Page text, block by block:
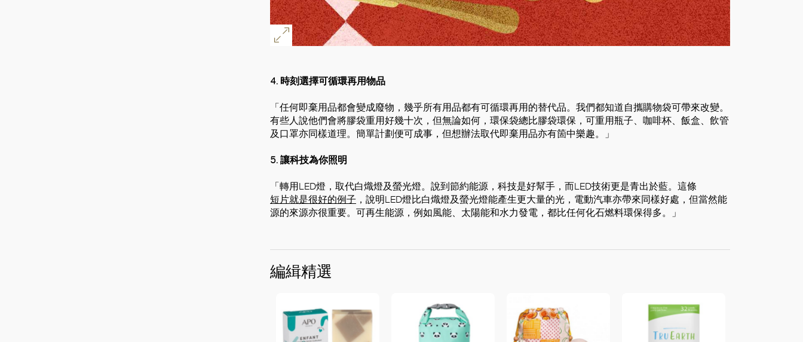
4. 時刻選擇可循環再用物品
「任何即棄用品都會變成廢物，幾乎所有用品都有可循環再用的替代品。我們都知道自攜購物袋可帶來改變。
有些人說他們會將膠袋重用好幾十次，但無論如何，環保袋總比膠袋環保，可重用瓶子、咖啡杯、飯盒、飲管
及口罩亦同樣道理。簡單計劃便可成事，但想辦法取代即棄用品亦有箇中樂趣。」
5. 讓科技為你照明
「轉用LED燈，取代白熾燈及螢光燈。說到節約能源，科技是好幫手，而LED技術更是青出於藍。這條
短片就是很好的例子 ，說明LED燈比白熾燈及螢光燈能產生更大量的光，電動汽車亦帶來同樣好處，但當然能
源的來源亦很重要。可再生能源，例如風能、太陽能和水力發電，都比任何化石燃料環保得多。」
編緝精選